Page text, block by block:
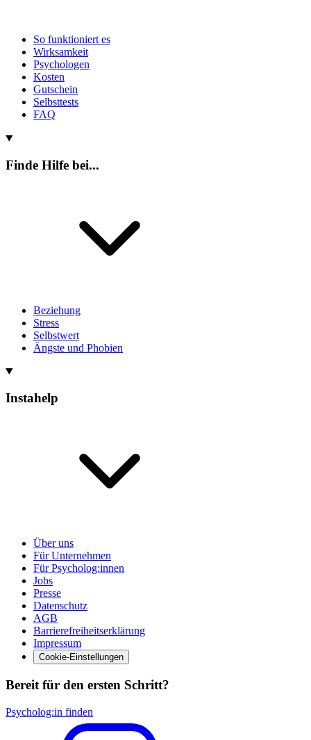
So funktioniert es
Wirksamkeit
Psychologen
Kosten
Gutschein
Selbsttests
FAQ
Finde Hilfe bei...
Beziehung
Stress
Selbstwert
Ängste und Phobien
Instahelp
Über uns
Für Unternehmen
Für Psycholog:innen
Jobs
Presse
Datenschutz
AGB
Barrierefreiheitserklärung
Impressum
Cookie-Einstellungen
Bereit für den ersten Schritt?
Psycholog:in finden